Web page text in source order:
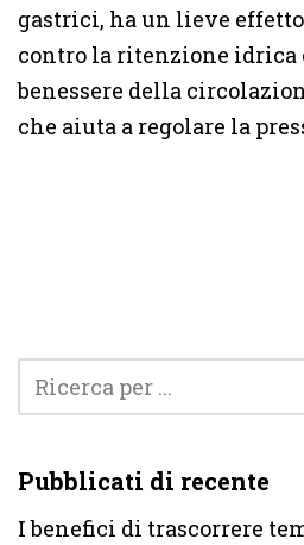
gastrici, ha un lieve
contro la ritenzione idrica
benessere della
che aiuta a regolare la
Pubblicati di recente
I benefici di trascorrere